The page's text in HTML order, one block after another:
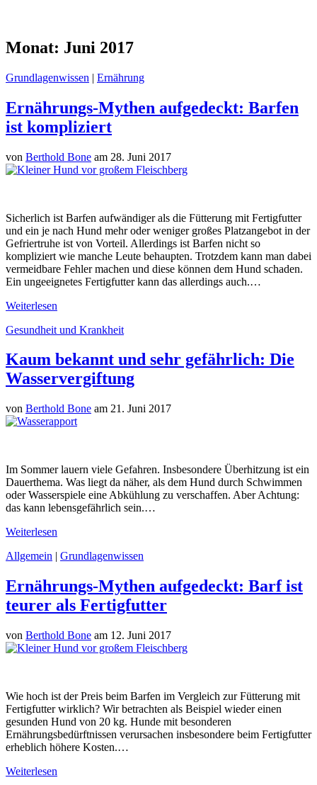
Monat: Juni 2017
Grundlagenwissen | Ernährung
Ernährungs-Mythen aufgedeckt: Barfen
ist kompliziert
von Berthold Bone am 28. Juni 2017
Sicherlich ist Barfen aufwändiger als die Fütterung mit Fertigfutter
und ein je nach Hund mehr oder weniger großes Platzangebot in der
Gefriertruhe ist von Vorteil. Allerdings ist Barfen nicht so
kompliziert wie manche Leute behaupten. Trotzdem kann man dabei
vermeidbare Fehler machen und diese können dem Hund schaden.
Ein ungeeignetes Fertigfutter kann das allerdings auch.…
Weiterlesen
Gesundheit und Krankheit
Kaum bekannt und sehr gefährlich: Die
Wasservergiftung
von Berthold Bone am 21. Juni 2017
Im Sommer lauern viele Gefahren. Insbesondere Überhitzung ist ein
Dauerthema. Was liegt da näher, als dem Hund durch Schwimmen
oder Wasserspiele eine Abkühlung zu verschaffen. Aber Achtung:
das kann lebensgefährlich sein.…
Weiterlesen
Allgemein | Grundlagenwissen
Ernährungs-Mythen aufgedeckt: Barf ist
teurer als Fertigfutter
von Berthold Bone am 12. Juni 2017
Wie hoch ist der Preis beim Barfen im Vergleich zur Fütterung mit
Fertigfutter wirklich? Wir betrachten als Beispiel wieder einen
gesunden Hund von 20 kg. Hunde mit besonderen
Ernährungsbedürftnissen verursachen insbesondere beim Fertigfutter
erheblich höhere Kosten.…
Weiterlesen